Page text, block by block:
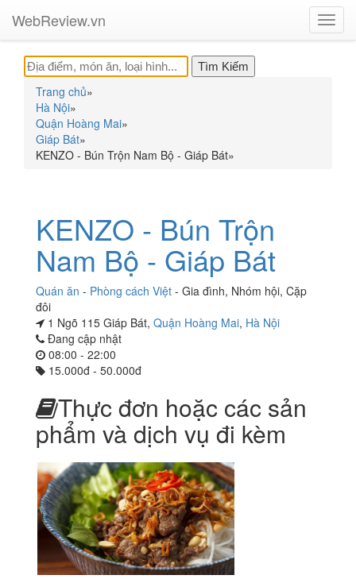
WebReview.vn
Trang chủ»
Hà Nội»
Quận Hoàng Mai»
Giáp Bát»
KENZO - Bún Trộn Nam Bộ - Giáp Bát»
KENZO - Bún Trộn
Nam Bộ - Giáp Bát
Quán ăn - Phòng cách Việt - Gia đình, Nhóm hội, Cặp
đôi
1 Ngõ 115 Giáp Bát, Quận Hoàng Mai, Hà Nội
Đang cập nhật
08:00 - 22:00
15.000đ - 50.000đ
Thực đơn hoặc các sản
phẩm và dịch vụ đi kèm